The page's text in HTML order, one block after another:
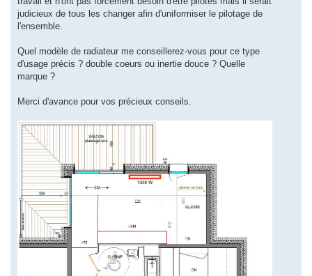
judicieux de tous les changer afin d'uniformiser le pilotage de
l'ensemble.
Quel modèle de radiateur me conseillerez-vous pour ce type
d'usage précis ? double coeurs ou inertie douce ? Quelle
marque ?
Merci d'avance pour vos précieux conseils.